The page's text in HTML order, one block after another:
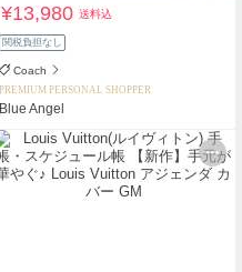
¥13,980送料込
関税負担なし
Coach
PREMIUM PERSONAL SHOPPER
Blue Angel